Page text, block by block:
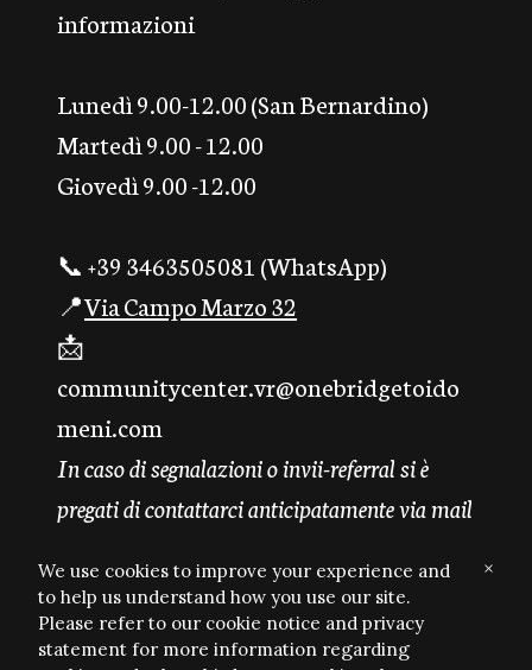
We use cookies to improve your experience and
to help us understand how you use our site.
Please refer to our cookie notice and privacy
statement for more information regarding
×
informazioni
Lunedì 9.00-12.00 (San Bernardino)
Martedì 9.00 - 12.00
Giovedì 9.00 -12.00
📞 +39 3463505081 (WhatsApp)
📍Via Campo Marzo 32
📩
communitycenter.vr@onebridgetoido
meni.com
In caso di segnalazioni o invii-referral si è
pregati di contattarci anticipatamente via mail
© 2022 Your brand name Report Abuse